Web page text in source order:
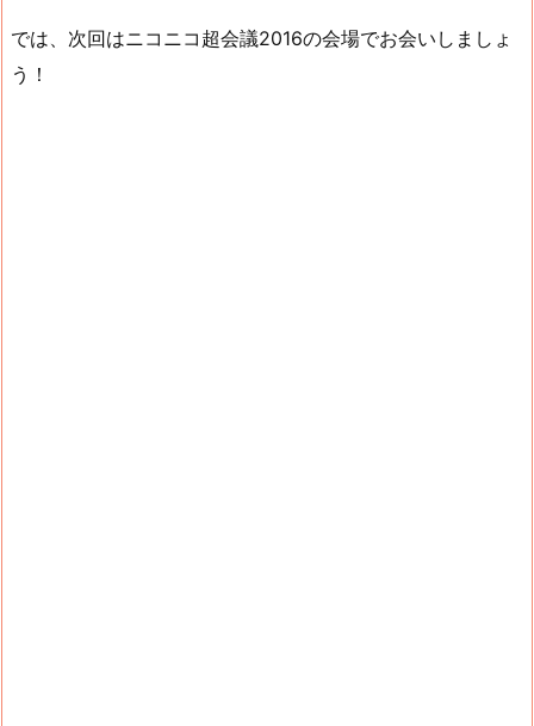
では、次回はニコニコ超会議2016の会場でお会いしましょ
う！